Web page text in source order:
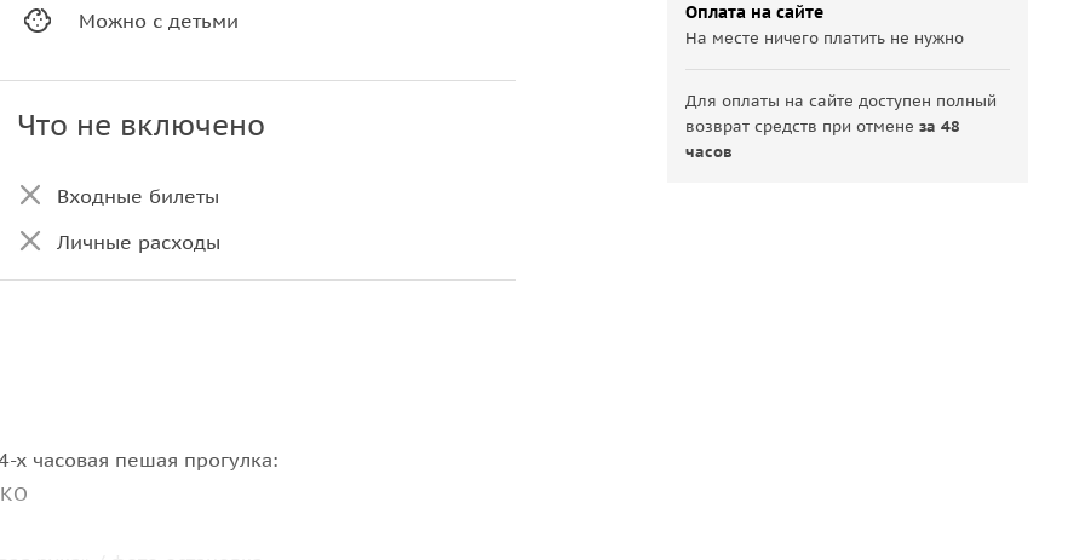
Можно с детьми
Что не включено
Входные билеты
Личные расходы
часовая пешая прогулка:
Оплата на сайте
На месте ничего платить не нужно
Для оплаты на сайте доступен полный
возврат средств при отменеза 48
часов